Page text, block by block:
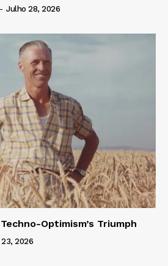
- Julho 28, 2026
Optimism’s Triumph
2026